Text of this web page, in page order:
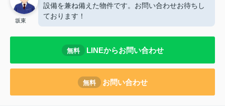
坂東
設備を兼ね備えた物件です。お問い合わせお待ちし
ております！
無料 LINEからお問い合わせ
無料 お問い合わせ